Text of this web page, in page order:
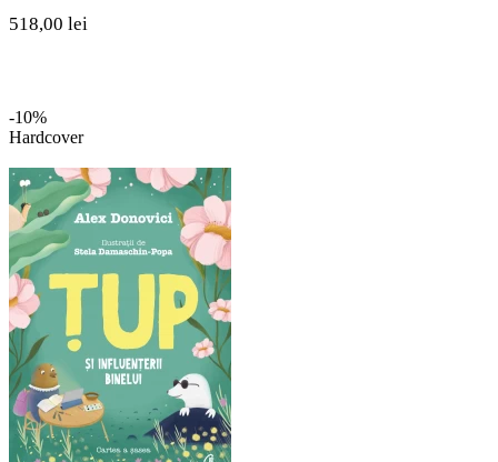
518,00 lei
-10%
Hardcover